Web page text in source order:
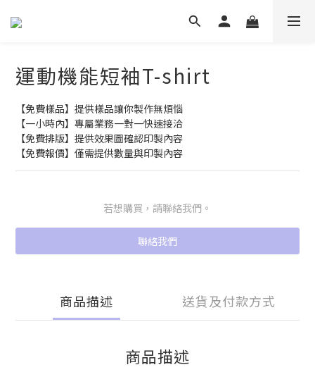
運動機能短袖T-shirt
【免費樣品】提供樣品讓你製作無煩惱
【一小時內】專屬業務一對一快速接洽
【免費排版】提供效果圖確認印製內容
【免費報價】僅需提供數量與印製內容
若想購買，請聯絡我們。
聯絡我們
商品描述 送貨及付款方式
商品描述